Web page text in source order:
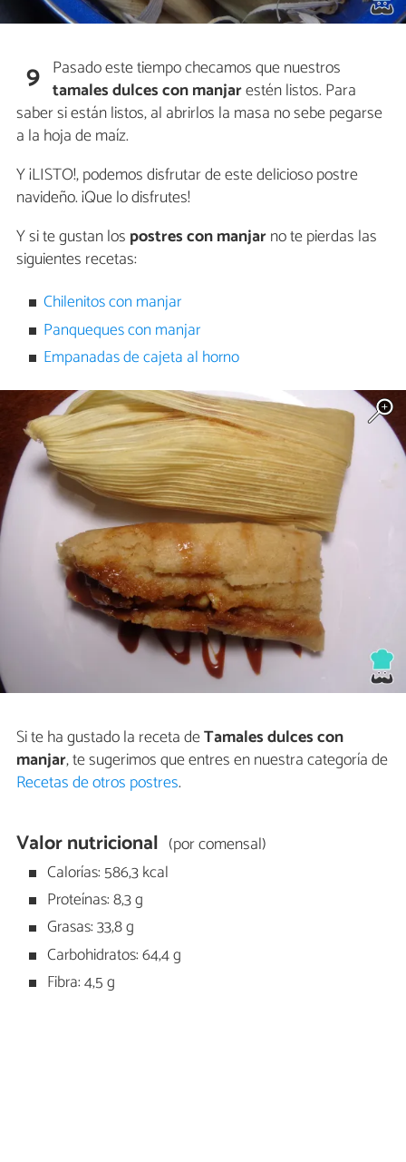
9 Pasado este tiempo checamos que nuestros
tamales dulces con manjarestén listos. Para
saber si están listos, al abrirlos la masa no sebe pegarse
a la hoja de maíz.
Y ¡LISTO!, podemos disfrutar de este delicioso postre
navideño. ¡Que lo disfrutes!
Y si te gustan los postres con manjarno te pierdas las
siguientes recetas:
Chilenitos con manjar
Panqueques con manjar
Empanadas de cajeta al horno
Si te ha gustado la receta deTamales dulces con
manjar, te sugerimos que entres en nuestra categoría de
Recetas de otros postres.
Valor nutricional (por comensal)
Calorías: 586,3 kcal
Proteínas: 8,3 g
Grasas: 33,8 g
Carbohidratos: 64,4 g
Fibra: 4,5 g